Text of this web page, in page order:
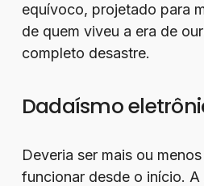
equívoco, projetado para
de quem viveu a era de
completo desastre.
Dadaísmo
Deveria ser mais ou
funcionar desde o início.